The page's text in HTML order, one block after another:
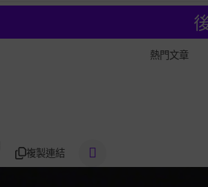
熱門文章
複製連結